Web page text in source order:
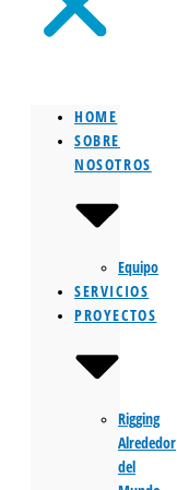
HOME
SOBRE
NOSOTROS
Equipo
SERVICIOS
PROYECTOS
Rigging
Alrededor
del